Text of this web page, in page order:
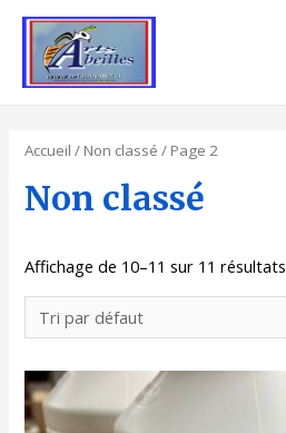
Accueil / Non classé / Page 2
Non classé
Affichage de 10–11 sur 11 résultats